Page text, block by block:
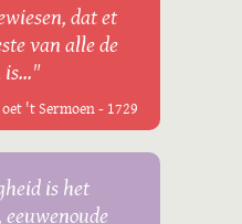
dat et
van alle de
oet 't Sermoen - 1729
is het